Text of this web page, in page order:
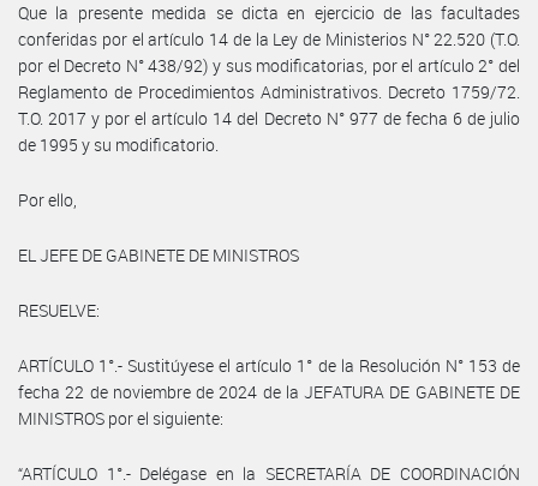
Que la presente medida se dicta en ejercicio de las facultades
conferidas por el artículo 14 de la Ley de Ministerios N° 22.520 (T.O.
por el Decreto N° 438/92) y sus modificatorias, por el artículo 2° del
Reglamento de Procedimientos Administrativos. Decreto 1759/72.
T.O. 2017 y por el artículo 14 del Decreto N° 977 de fecha 6 de julio
de 1995 y su modificatorio.
Por ello,
EL JEFE DE GABINETE DE MINISTROS
RESUELVE:
ARTÍCULO 1°.- Sustitúyese el artículo 1° de la Resolución N° 153 de
fecha 22 de noviembre de 2024 de la JEFATURA DE GABINETE DE
MINISTROS por el siguiente:
“ARTÍCULO 1°.- Delégase en la SECRETARÍA DE COORDINACIÓN